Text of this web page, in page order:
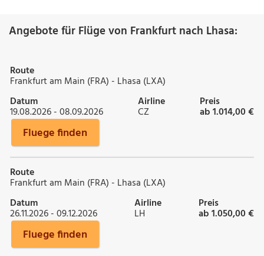
Angebote für Flüge von Frankfurt nach Lhasa:
Route
Frankfurt am Main (FRA) - Lhasa (LXA)
Datum
19.08.2026 - 08.09.2026
Airline
CZ
Preis
ab 1.014,00 €
Fluege finden
Route
Frankfurt am Main (FRA) - Lhasa (LXA)
Datum
26.11.2026 - 09.12.2026
Airline
LH
Preis
ab 1.050,00 €
Fluege finden